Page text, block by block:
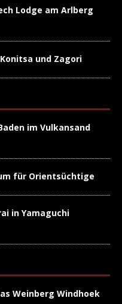
Lodge am Arlberg
und Zagori
im Vulkansand
für Orientsüchtige
in Yamaguchi
Weinberg Windhoek